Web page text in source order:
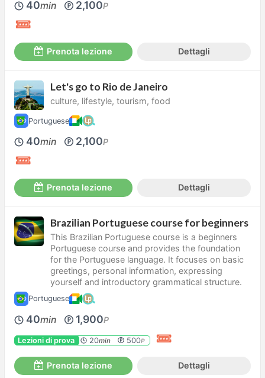
40min 2,100P
Prenota lezione Dettagli
Let's go to Rio de Janeiro
culture, lifestyle, tourism, food
Portuguese
40min 2,100P
Prenota lezione Dettagli
Brazilian Portuguese course for beginners
This Brazilian Portuguese course is a beginners
Portuguese course and provides the foundation
for the Portuguese language. It focuses on basic
greetings, personal information, expressing
yourself and introductory grammatical structure.
Portuguese
40min 1,900P
Lezioni di prova 20min 500P
Prenota lezione Dettagli